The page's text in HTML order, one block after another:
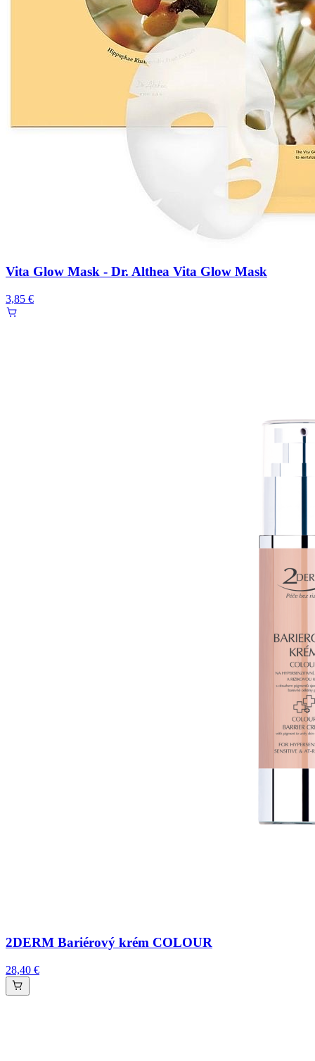
Vita Glow Mask - Dr. Althea Vita Glow Mask
3,85 €
2DERM Bariérový krém COLOUR
28,40 €